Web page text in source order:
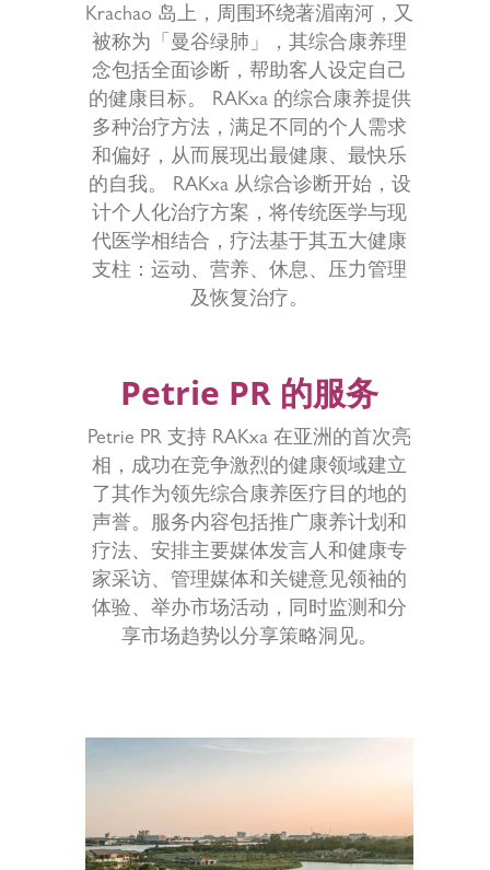
Krachao 岛上，周围环绕著湄南河，又
被称为「曼谷绿肺」，其综合康养理
念包括全面诊断，帮助客人设定自己
的健康目标。 RAKxa 的综合康养提供
多种治疗方法，满足不同的个人需求
和偏好，从而展现出最健康、最快乐
的自我。 RAKxa 从综合诊断开始，设
计个人化治疗方案，将传统医学与现
代医学相结合，疗法基于其五大健康
支柱：运动、营养、休息、压力管理
及恢复治疗。
Petrie PR 的服务
Petrie PR 支持 RAKxa 在亚洲的首次亮
相，成功在竞争激烈的健康领域建立
了其作为领先综合康养医疗目的地的
声誉。服务内容包括推广康养计划和
疗法、安排主要媒体发言人和健康专
家采访、管理媒体和关键意见领袖的
体验、举办市场活动，同时监测和分
享市场趋势以分享策略洞见。